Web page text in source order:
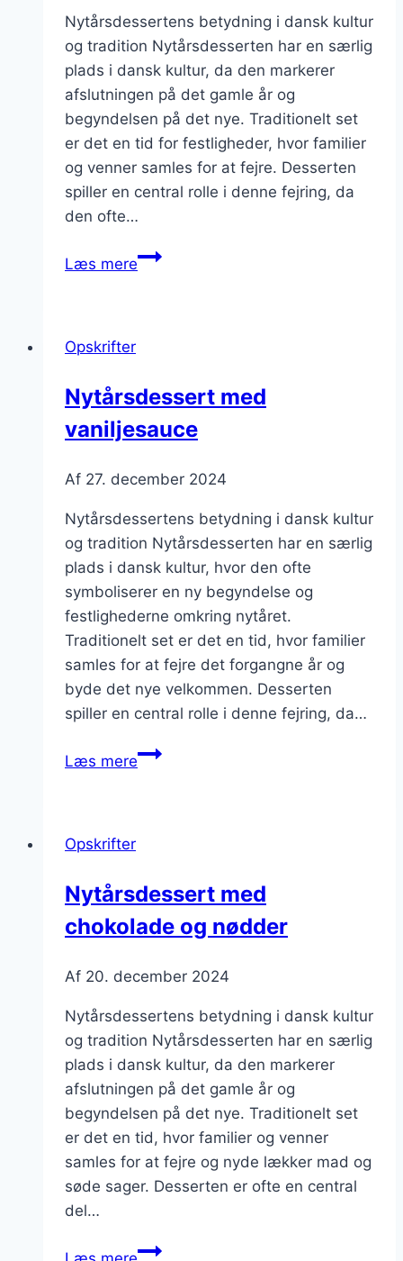
Nytårsdessertens betydning i dansk kultur
og tradition Nytårsdesserten har en særlig
plads i dansk kultur, da den markerer
afslutningen på det gamle år og
begyndelsen på det nye. Traditionelt set
er det en tid for festligheder, hvor familier
og venner samles for at fejre. Desserten
spiller en central rolle i denne fejring, da
den ofte…
Læs mereNytårsdessert
Opskrifter
Nytårsdessert med
vaniljesauce
Af 27. december 2024
Nytårsdessertens betydning i dansk kultur
og tradition Nytårsdesserten har en særlig
plads i dansk kultur, hvor den ofte
symboliserer en ny begyndelse og
festlighederne omkring nytåret.
Traditionelt set er det en tid, hvor familier
samles for at fejre det forgangne år og
byde det nye velkommen. Desserten
spiller en central rolle i denne fejring, da…
Læs mereNytårsdessert
Opskrifter
Nytårsdessert med
chokolade og nødder
Af 20. december 2024
Nytårsdessertens betydning i dansk kultur
og tradition Nytårsdesserten har en særlig
plads i dansk kultur, da den markerer
afslutningen på det gamle år og
begyndelsen på det nye. Traditionelt set
er det en tid, hvor familier og venner
samles for at fejre og nyde lækker mad og
søde sager. Desserten er ofte en central
del…
Nytårsdessert